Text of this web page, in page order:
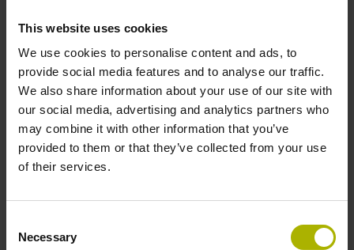
This website uses cookies
We use cookies to personalise content and ads, to
provide social media features and to analyse our traffic.
We also share information about your use of our site with
our social media, advertising and analytics partners who
may combine it with other information that you’ve
provided to them or that they’ve collected from your use
of their services.
Selection
Necessary
PLZ* Ort*
Land / Region*